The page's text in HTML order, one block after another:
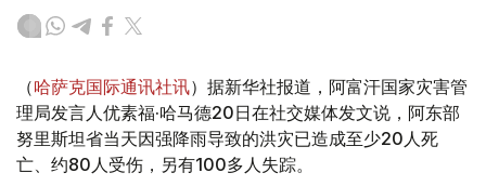
（哈萨克国际通讯社讯）据新华社报道，阿富汗国家灾害管
理局发言人优素福·哈马德20日在社交媒体发文说，阿东部
努里斯坦省当天因强降雨导致的洪灾已造成至少20人死
亡、约80人受伤，另有100多人失踪。